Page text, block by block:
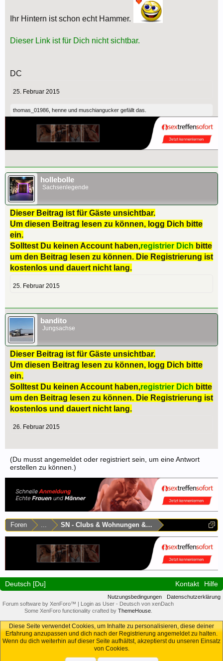
Ihr Hintern ist schon echt Hammer.
Dieser Link ist für Dich nicht sichtbar.
DC
25. Februar 2015
thomas_01986 henne und muschiangucker gefällt das.
hollebolle
Sachsenlegende
Dieser Beitrag ist für Gäste unsichtbar.
Um diesen Beitrag lesen zu können, logg Dich bitte
ein.
Solltest Du keinen Account haben,registrier Dich bitte
um den Beitrag lesen zu können. Die Registrierung ist
kostenlos und dauert nicht lang.
25. Februar 2015
bandito
Jungsachse
Dieser Beitrag ist für Gäste unsichtbar.
Um diesen Beitrag lesen zu können, logg Dich bitte
ein.
Solltest Du keinen Account haben,registrier Dich bitte
um den Beitrag lesen zu können. Die Registrierung ist
kostenlos und dauert nicht lang.
26. Februar 2015
(Du musst angemeldet oder registriert sein, um eine Antwort
erstellen zu können.)
Foren ... SN - Clubs & Wohnungen & Laufhäuser
Deutsch [Du] Kontakt Hilfe
Nutzungsbedingungen
Datenschutzerklärung
Forum software by XenForo™ | Login as User - Deutsch von xenDach
Some XenForo functionality crafted by ThemeHouse.
Diese Seite verwendet Cookies, um Inhalte zu personalisieren, diese deiner
Erfahrung anzupassen und dich nach der Registrierung angemeldet zu halten.
Wenn du dich weiterhin auf dieser Seite aufhältst, akzeptierst du unseren Einsatz
von Cookies.